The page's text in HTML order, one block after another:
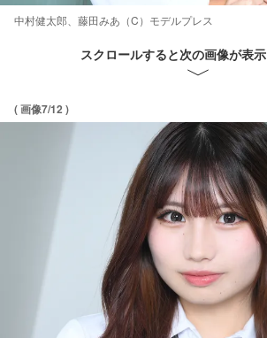
中村健太郎、藤田みあ（C）モデルプレス
スクロールすると次の画像が表
( 画像7/12 )